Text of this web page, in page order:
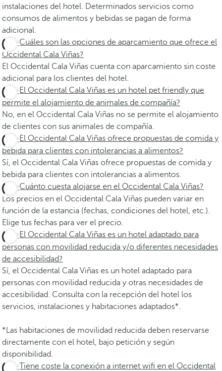
instalaciones del hotel. Determinados servicios como
consumos de alimentos y bebidas se pagan de forma
adicional.
¿Cuáles son las opciones de aparcamiento que ofrece el
Occidental Cala Viñas?
El Occidental Cala Viñas cuenta con aparcamiento sin coste
adicional para los clientes del hotel.
¿El Occidental Cala Viñas es un hotel pet friendly que
permite el alojamiento de animales de compañía?
No, en el Occidental Cala Viñas no se permite el alojamiento
de clientes con sus animales de compañía.
¿El Occidental Cala Viñas ofrece propuestas de comida y
bebida para clientes con intolerancias a alimentos?
Sí, el Occidental Cala Viñas ofrece propuestas de comida y
bebida para clientes con intolerancias a alimentos.
¿Cuánto cuesta alojarse en el Occidental Cala Viñas?
Los precios en el Occidental Cala Viñas pueden variar en
función de la estancia (fechas, condiciones del hotel, etc.).
Elige tus fechas para ver el precio.
¿El Occidental Cala Viñas es un hotel adaptado para
personas con movilidad reducida y/o diferentes necesidades
de accesibilidad?
Sí, el Occidental Cala Viñas es un hotel adaptado para
personas con movilidad reducida y otras necesidades de
accesibilidad. Consulta con la recepción del hotel los
servicios, instalaciones y habitaciones adaptados*.
*Las habitaciones de movilidad reducida deben reservarse
directamente con el hotel, bajo petición y según
disponibilidad.
¿Tiene coste la conexión a internet wifi en el Occidental